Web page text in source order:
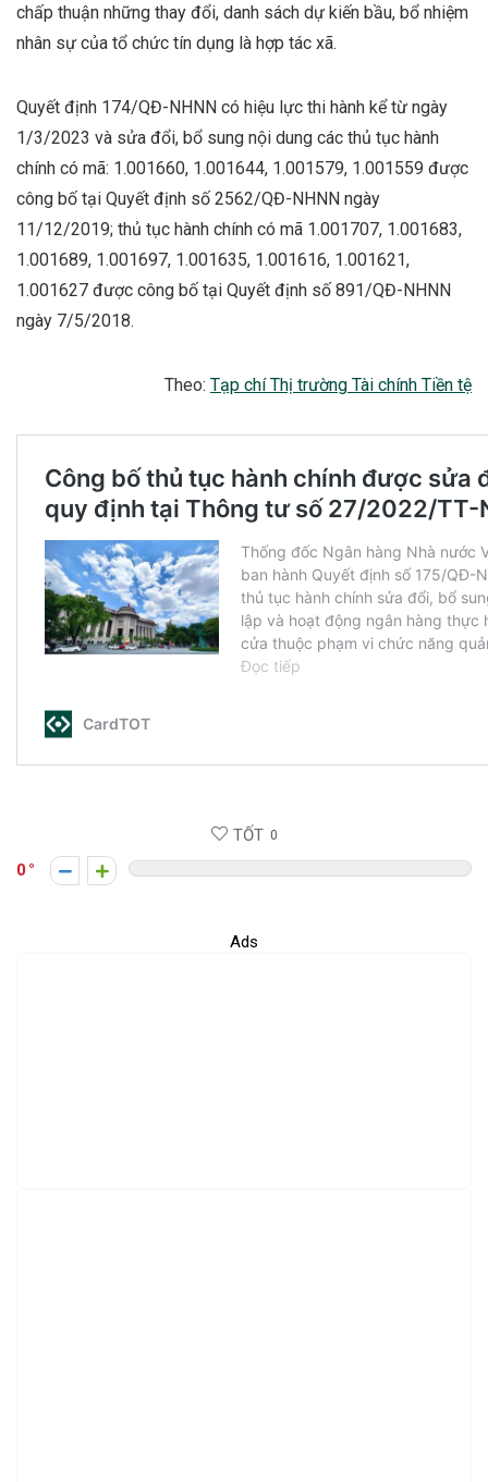
chấp thuận những thay đổi, danh sách dự kiến bầu, bổ nhiệm
nhân sự của tổ chức tín dụng là hợp tác xã.
Quyết định 174/QĐ-NHNN có hiệu lực thi hành kể từ ngày
1/3/2023 và sửa đổi, bổ sung nội dung các thủ tục hành
chính có mã: 1.001660, 1.001644, 1.001579, 1.001559 được
công bố tại Quyết định số 2562/QĐ-NHNN ngày
11/12/2019; thủ tục hành chính có mã 1.001707, 1.001683,
1.001689, 1.001697, 1.001635, 1.001616, 1.001621,
1.001627 được công bố tại Quyết định số 891/QĐ-NHNN
ngày 7/5/2018.
Theo: Tạp chí Thị trường Tài chính Tiền tệ
TỐT 0
0
Ads